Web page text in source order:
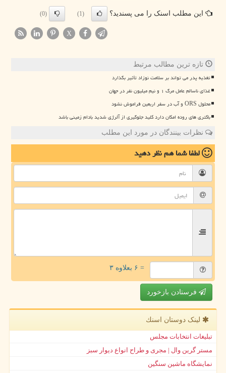
این مطلب اسنک را می پسندید؟ (1)
(0)
X
تازه ترین مطالب مرتبط
تغذیه پدر می تواند بر سلامت نوزاد تأثیر بگذارد
غذای ناسالم عامل مرگ ۱ و نیم میلیون نفر در جهان
محلول ORS و آب در سفر اربعین فراموش نشود
باکتری های روده امکان دارد کلید جلوگیری از آلرژی شدید بادام زمینی باشد
نظرات بینندگان در مورد این مطلب
لطفا شما همنظر دهید
= ۶ بعلاوه ۳
فرستادن بازخورد
لینک دوستان اسنك
تبلیغات انتخابات مجلس
مستر گرین وال | مجری و طراح انواع دیوار سبز
نمایشگاه ماشین سنگین